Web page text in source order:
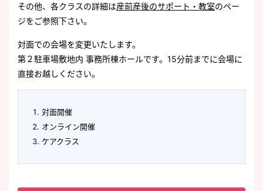
その他、各クラスの詳細は産前産後のサポート・教室のペー
ジをご参照下さい。
対面での会場を変更いたします。
第２駐車場敷地内 事務所棟ホールです。15分前までに会場に
直接お越しください。
対面開催
オンライン開催
ケアクラス